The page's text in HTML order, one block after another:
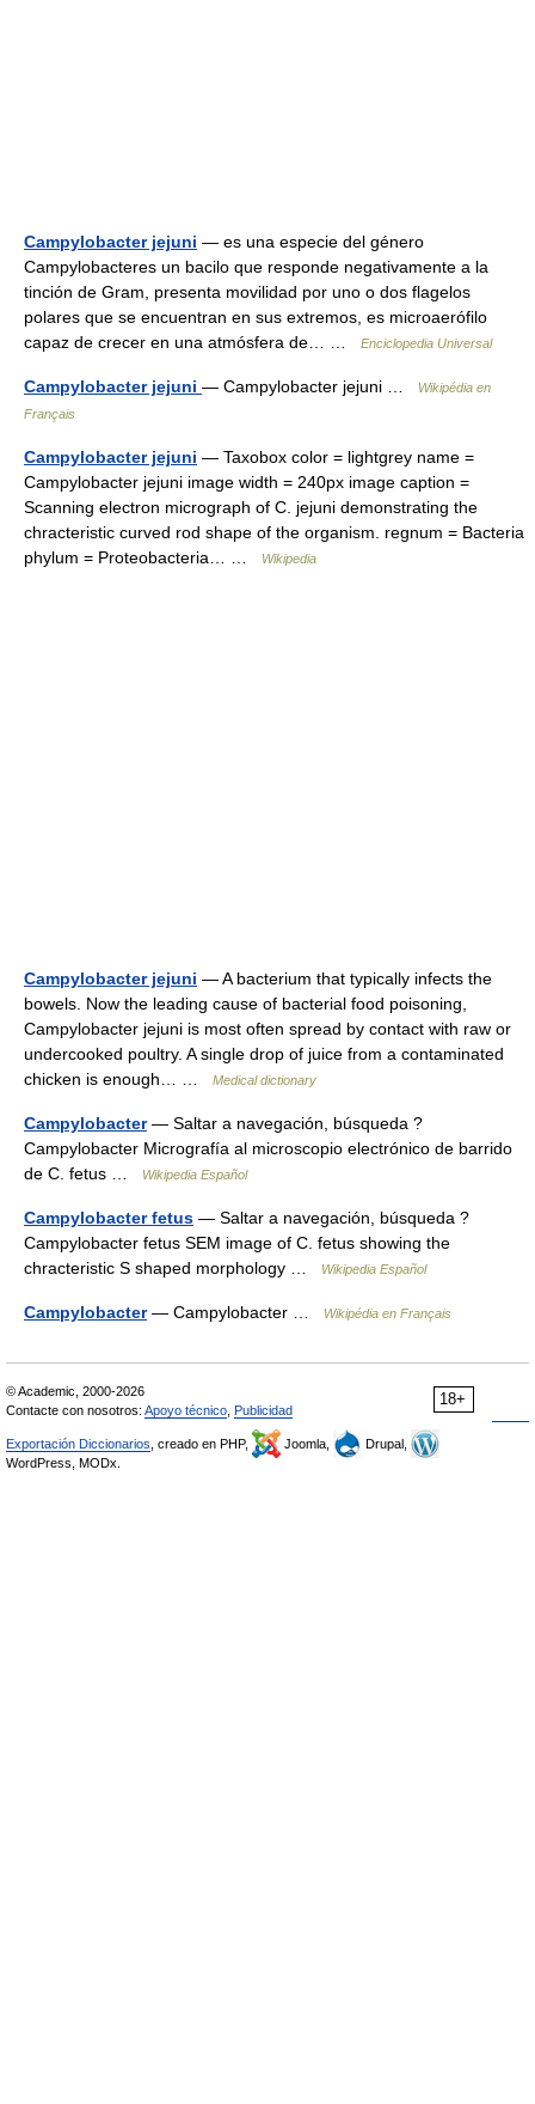
Campylobacter jejuni — es una especie del género
Campylobacteres un bacilo que responde negativamente a la
tinción de Gram, presenta movilidad por uno o dos flagelos
polares que se encuentran en sus extremos, es microaerófilo
capaz de crecer en una atmósfera de… …
Enciclopedia Universal
Campylobacter jejuni — Campylobacter jejuni …
Wikipédia en
Français
Campylobacter jejuni — Taxobox color = lightgrey name =
Campylobacter jejuni image width = 240px image caption =
Scanning electron micrograph of C. jejuni demonstrating the
chracteristic curved rod shape of the organism. regnum = Bacteria
phylum = Proteobacteria… …
Wikipedia
Campylobacter jejuni — A bacterium that typically infects the
bowels. Now the leading cause of bacterial food poisoning,
Campylobacter jejuni is most often spread by contact with raw or
undercooked poultry. A single drop of juice from a contaminated
chicken is enough… …
Medical dictionary
Campylobacter— Saltar a navegación, búsqueda ?
Campylobacter Micrografía al microscopio electrónico de barrido
de C. fetus …
Wikipedia Español
Campylobacter fetus — Saltar a navegación, búsqueda ?
Campylobacter fetus SEM image of C. fetus showing the
chracteristic S shaped morphology …
Wikipedia Español
Campylobacter— Campylobacter … Wikipédia en Français
18+
© Academic, 2000-2026
Contacte con nosotros: Apoyo técnico Publicidad
Exportación Diccionarios , creado en PHP, Joomla,
Drupal,
WordPress, MODx.